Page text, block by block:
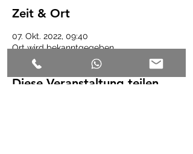
Zeit & Ort
07. Okt. 2022, 09:40
Ort wird bekanntgegeben
Diese Veranstaltung teilen